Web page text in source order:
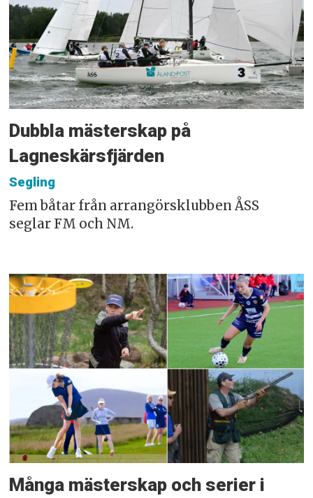
Dubbla mästerskap på
Lagneskärsfjärden
Segling
Fem båtar från arrangörsklubben ÅSS
seglar FM och NM.
Många mästerskap och serier i